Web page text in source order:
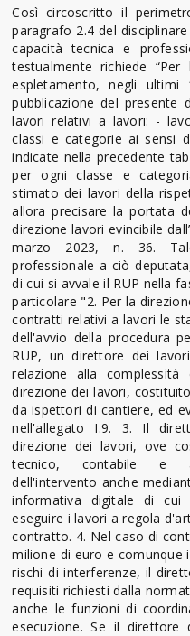
Così circoscritto il
paragrafo 2.4 del
capacità tecnica e
testualmente richiede
espletamento, negli
pubblicazione del presente
lavori relativi a lavori: -
classi e categorie ai sensi
indicate nella precedente
per ogni classe e
stimato dei lavori della
allora precisare la portata
direzione lavori evincibile
marzo 2023, n. 36.
professionale a ciò
di cui si avvale il RUP nella
particolare "2. Per la
contratti relativi a lavori le
dell'avvio della procedura
RUP, un direttore dei
relazione alla
direzione dei lavori,
da ispettori di cantiere, ed
nell'allegato I.9. 3. Il
direzione dei lavori, ove
tecnico, contabile e
dell'intervento anche
informativa digitale di cui
eseguire i lavori a regola
contratto. 4. Nel caso di
milione di euro e comunque
rischi di interferenze, il
requisiti richiesti dalla
anche le funzioni di
esecuzione. Se il